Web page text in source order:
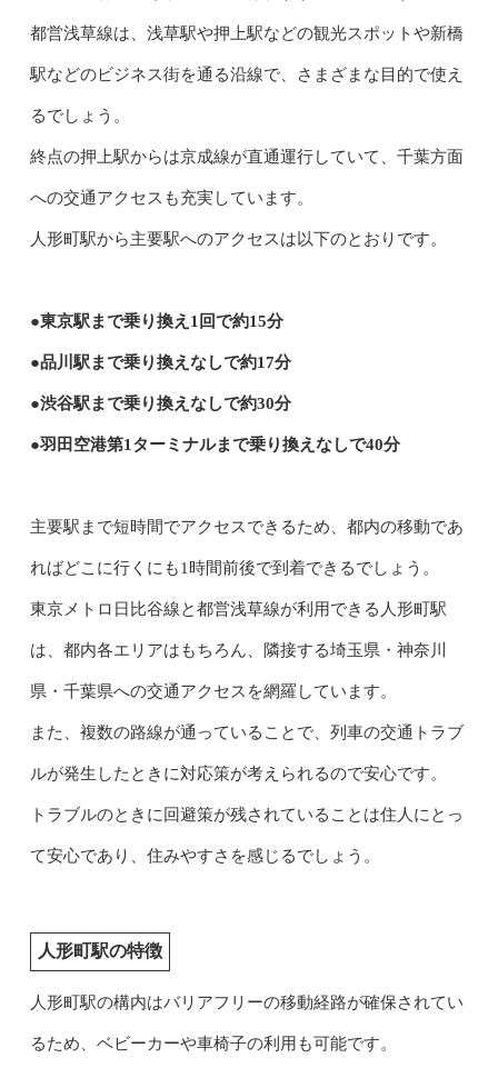
都営浅草線は、浅草駅や押上駅などの観光スポットや新橋
駅などのビジネス街を通る沿線で、さまざまな目的で使え
るでしょう。
終点の押上駅からは京成線が直通運行していて、千葉方面
への交通アクセスも充実しています。
人形町駅から主要駅へのアクセスは以下のとおりです。
●東京駅まで乗り換え1回で約15分
●品川駅まで乗り換えなしで約17分
●渋谷駅まで乗り換えなしで約30分
●羽田空港第1ターミナルまで乗り換えなしで40分
主要駅まで短時間でアクセスできるため、都内の移動であ
ればどこに行くにも1時間前後で到着できるでしょう。
東京メトロ日比谷線と都営浅草線が利用できる人形町駅
は、都内各エリアはもちろん、隣接する埼玉県・神奈川
県・千葉県への交通アクセスを網羅しています。
また、複数の路線が通っていることで、列車の交通トラブ
ルが発生したときに対応策が考えられるので安心です。
トラブルのときに回避策が残されていることは住人にとっ
て安心であり、住みやすさを感じるでしょう。
人形町駅の特徴
人形町駅の構内はバリアフリーの移動経路が確保されてい
るため、ベビーカーや車椅子の利用も可能です。